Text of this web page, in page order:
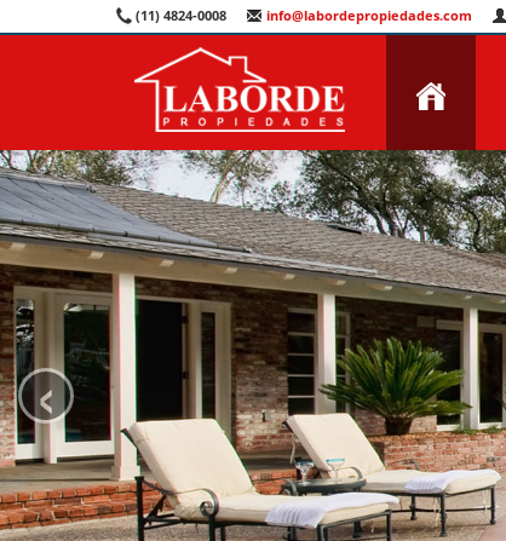
(11) 4824-0008 info@labordepropiedades.com
‹